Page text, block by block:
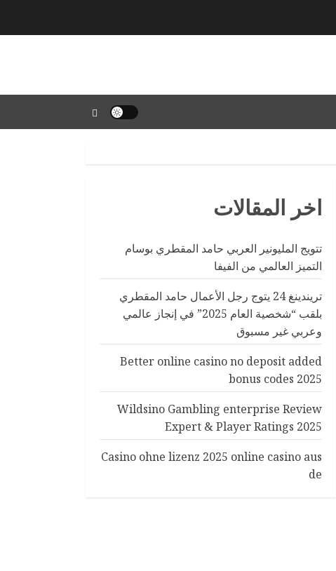
اخر المقالات
تتويج المليونير العربي حامد المقطري بوسام
التميز العالمي من الفيفا
تريندينغ 24 يتوج رجل الأعمال حامد المقطري
بلقب “شخصية العام 2025” في إنجاز عالمي
وعربي غير مسبوق
Better online casino no deposit added
bonus codes 2025
Wildsino Gambling enterprise Review
Expert & Player Ratings 2025
Casino ohne lizenz 2025 online casino aus
de